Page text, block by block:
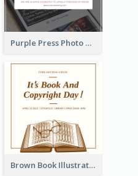
Purple Press Photo World Press Freedom Day Instagram Post
Brown Book Illustration Book And Copyright Day Instagram Post